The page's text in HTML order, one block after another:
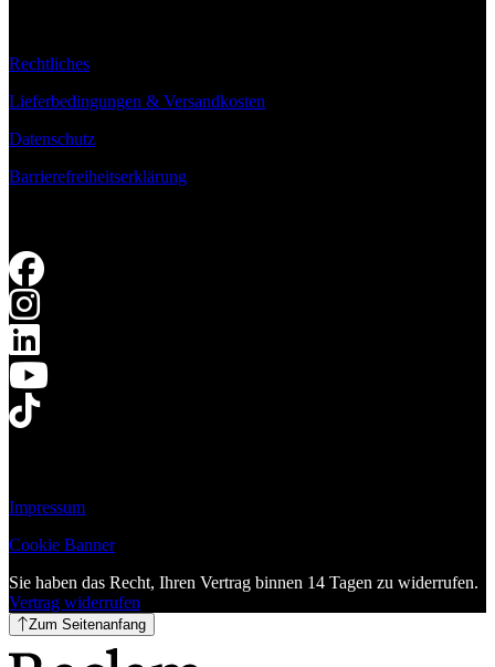
Rechtliches
Lieferbedingungen & Versandkosten
Datenschutz
Barrierefreiheitserklärung
Impressum
Cookie Banner
Sie haben das Recht, Ihren Vertrag binnen 14 Tagen zu widerrufen.
Vertrag widerrufen
Zum Seitenanfang